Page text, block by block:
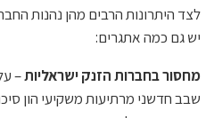
לצד היתרונות הרבים מהן נהנות
יש גם כמה אתגרים:
מחסור בחברות הזנק ישראליות–
שבב חדשני מרתיעות משקיעי הון